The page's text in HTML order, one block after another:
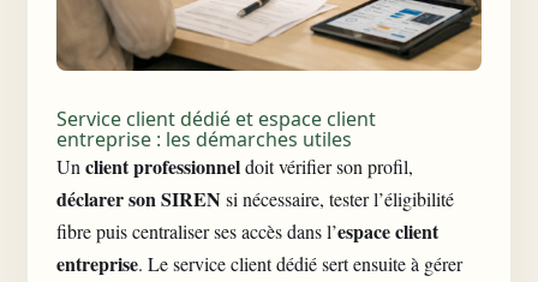
Service client dédié et espace client
entreprise : les démarches utiles
Un client professionneldoit vérifier son profil,
déclarer son SIREN si nécessaire, tester l’éligibilité
fibre puis centraliser ses accès dans l’espace client
entreprise. Leservice client dédiésert ensuite à gérer